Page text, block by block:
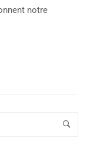
notre